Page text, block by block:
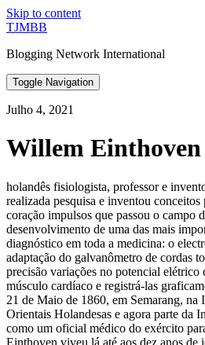
Skip to content
TJMBB
Blogging Network International
Toggle Navigation
Julho 4, 2021
Willem Einthoven
holandês fisiologista, professor e
realizada pesquisa e inventou
coração impulsos que passou o campo
desenvolvimento de uma das mais
diagnóstico em toda a medicina: o
adaptação do galvanômetro de cordas
precisão variações no potencial elétrico
músculo cardíaco e registrá-las
21 de Maio de 1860, em Semarang, na
Orientais Holandesas e agora parte da
como um oficial médico do exército
Einthoven viveu lá até aos dez anos de